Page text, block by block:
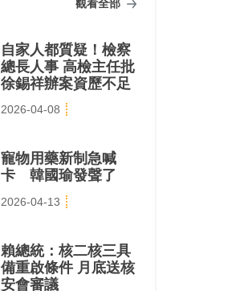
觀看全部
自家人都質疑！檢察
總長人事 高檢主任批
徐錫祥辦案資歷不足
2026-04-08
寵物用藥新制急喊
卡 韓國瑜發聲了
2026-04-13
賴總統：核二核三具
備重啟條件 月底送核
安會審議